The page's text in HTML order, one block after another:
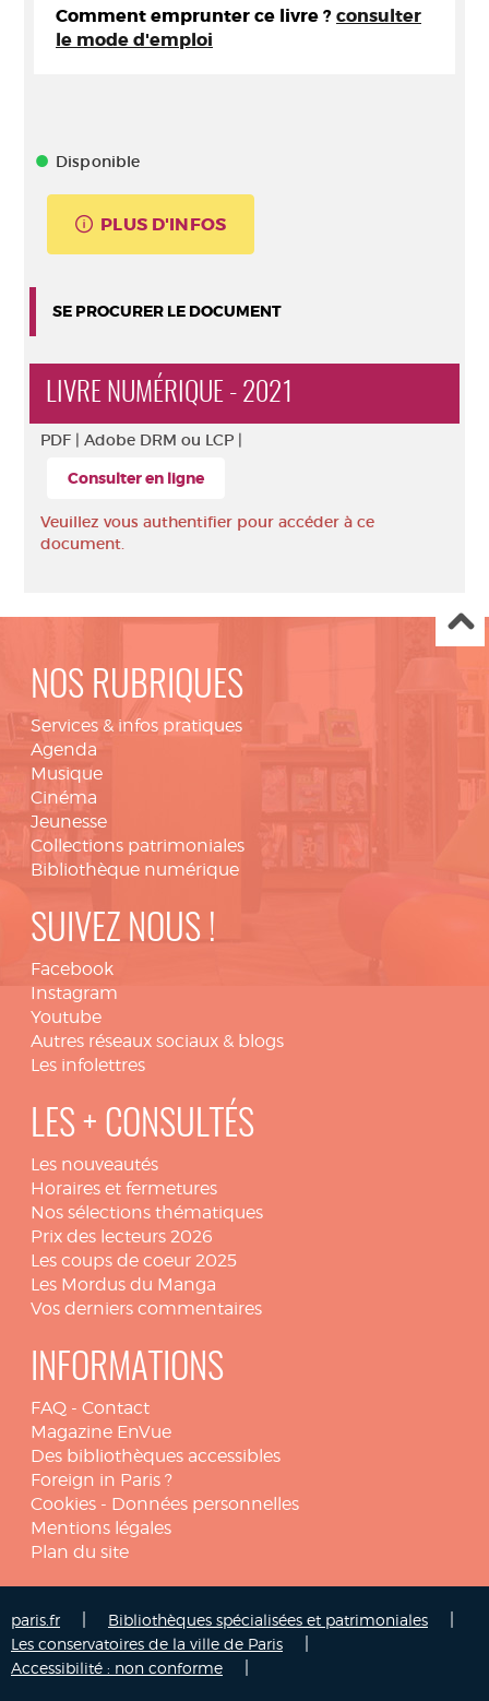
Comment emprunter ce livre ? consulter
le mode d'emploi
Disponible
PLUS D'INFOS
SE PROCURER LE DOCUMENT
LIVRE NUMÉRIQUE - 2021
PDF | Adobe DRM ou LCP |
Consulter en ligne
Veuillez vous authentifier pour accéder à ce
document.
NOS RUBRIQUES
Services & infos pratiques
Agenda
Musique
Cinéma
Jeunesse
Collections patrimoniales
Bibliothèque numérique
SUIVEZ NOUS !
Facebook
Instagram
Youtube
Autres réseaux sociaux & blogs
Les infolettres
LES + CONSULTÉS
Les nouveautés
Horaires et fermetures
Nos sélections thématiques
Prix des lecteurs 2026
Les coups de coeur 2025
Les Mordus du Manga
Vos derniers commentaires
INFORMATIONS
FAQ - Contact
Magazine EnVue
Des bibliothèques accessibles
Foreign in Paris ?
Cookies - Données personnelles
Mentions légales
Plan du site
paris.fr Bibliothèques spécialisées et patrimoniales
Les conservatoires de la ville de Paris
Accessibilité : non conforme